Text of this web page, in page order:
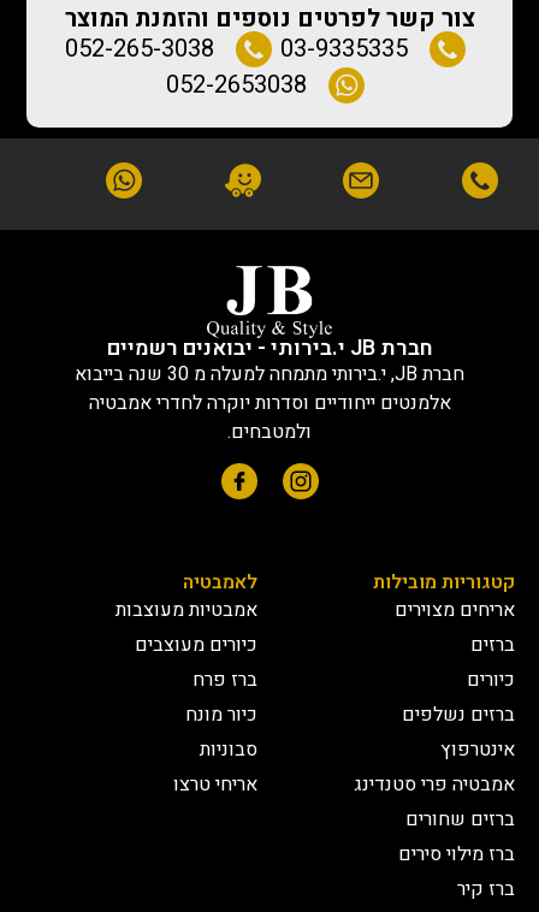
צור קשר לפרטים נוספים והזמנת המוצר
03-9335335
052-265-3038
052-2653038
חברת JB י.בירותי - יבואנים רשמיים
חברת JB, י.בירותי מתמחה למעלה מ 30 שנה בייבוא
אלמנטים ייחודיים וסדרות יוקרה לחדרי אמבטיה
ולמטבחים.
קטגוריות מובילות
אריחים מצוירים
ברזים
כיורים
ברזים נשלפים
אינטרפוץ
אמבטיה פרי סטנדינג
ברזים שחורים
ברז מילוי סירים
ברז קיר
לאמבטיה
אמבטיות מעוצבות
כיורים מעוצבים
ברז פרח
כיור מונח
סבוניות
אריחי טרצו